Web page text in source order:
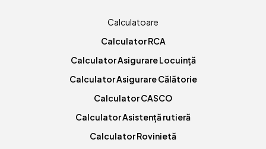
Calculatoare
Calculator RCA
Calculator Asigurare Locuință
Calculator Asigurare Călătorie
Calculator CASCO
Calculator Asistență rutieră
Calculator Rovinietă